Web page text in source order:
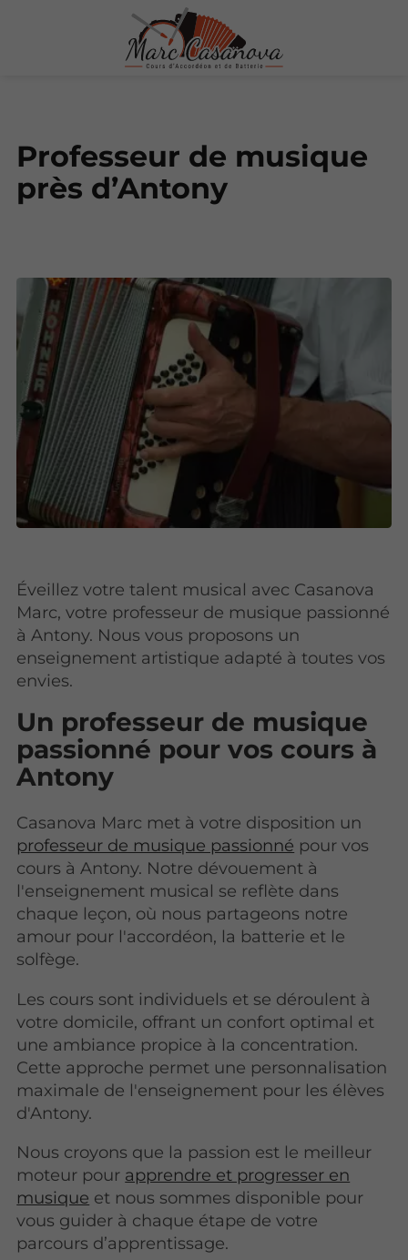
Professeur de musique
près d’Antony
Éveillez votre talent musical avec Casanova
Marc, votre professeur de musique passionné
à Antony. Nous vous proposons un
enseignement artistique adapté à toutes vos
envies.
Un professeur de musique
passionné pour vos cours à
Antony
Casanova Marc met à votre disposition un
professeur de musique passionné pour vos
cours à Antony. Notre dévouement à
l'enseignement musical se reflète dans
chaque leçon, où nous partageons notre
amour pour l'accordéon, la batterie et le
solfège.
Les cours sont individuels et se déroulent à
votre domicile, offrant un confort optimal et
une ambiance propice à la concentration.
Cette approche permet une personnalisation
maximale de l'enseignement pour les élèves
d'Antony.
Nous croyons que la passion est le meilleur
moteur pour apprendre et progresser en
musique et nous sommes disponible pour
vous guider à chaque étape de votre
parcours d’apprentissage.